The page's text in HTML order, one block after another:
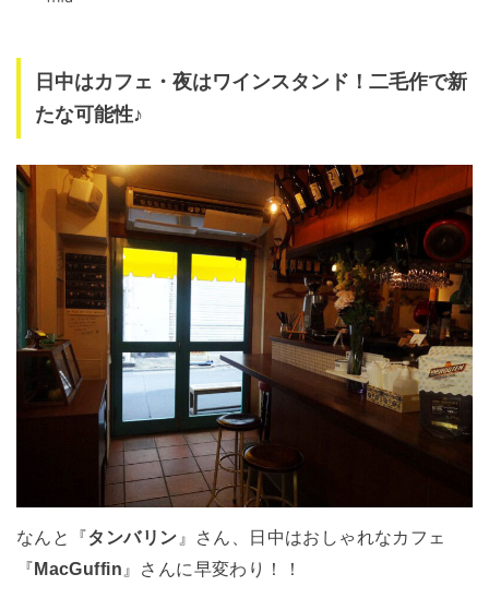
日中はカフェ・夜はワインスタンド！二毛作で新
たな可能性♪
なんと『タンバリン 』さん、日中はおしゃれなカフェ
『MacGuffin 』さんに早変わり！！